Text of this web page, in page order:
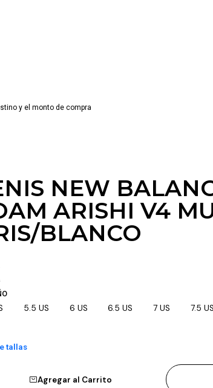
y el monto de compra
NEW
ARISHI V4
BLANCO
5.5 US 6 US 6.5 US 7 US 7.5 US
tallas
Agregar al Carrito